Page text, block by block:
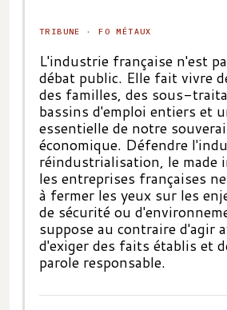
TRIBUNE · FO MÉTAUX
L'industrie française n'est
débat public. Elle fait vivre
des familles, des sous-
bassins d'emploi entiers et
essentielle de notre
économique. Défendre
réindustrialisation, le made
les entreprises françaises
à fermer les yeux sur les
de sécurité ou
suppose au contraire d'agir
d'exiger des faits établis et
parole responsable.